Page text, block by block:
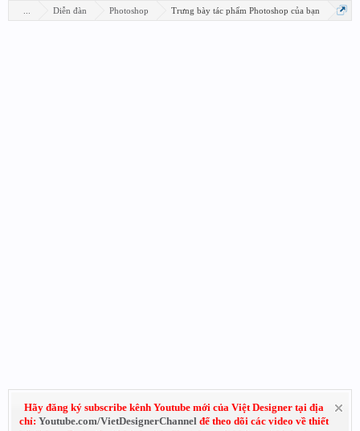
Diễn đàn Photoshop Trưng bày tác phẩm Photoshop của bạn
Hãy đăng ký subscribe kênh Youtube mới của Việt Designer tại địa
chỉ: Youtube.com/VietDesignerChannel để theo dõi các video về thiết